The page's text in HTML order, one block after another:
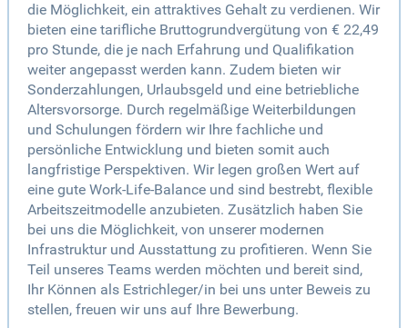
die Möglichkeit, ein attraktives Gehalt zu verdienen. Wir
bieten eine tarifliche Bruttogrundvergütung von € 22,49
pro Stunde, die je nach Erfahrung und Qualifikation
weiter angepasst werden kann. Zudem bieten wir
Sonderzahlungen, Urlaubsgeld und eine betriebliche
Altersvorsorge. Durch regelmäßige Weiterbildungen
und Schulungen fördern wir Ihre fachliche und
persönliche Entwicklung und bieten somit auch
langfristige Perspektiven. Wir legen großen Wert auf
eine gute Work-Life-Balance und sind bestrebt, flexible
Arbeitszeitmodelle anzubieten. Zusätzlich haben Sie
bei uns die Möglichkeit, von unserer modernen
Infrastruktur und Ausstattung zu profitieren. Wenn Sie
Teil unseres Teams werden möchten und bereit sind,
Ihr Können als Estrichleger/in bei uns unter Beweis zu
stellen, freuen wir uns auf Ihre Bewerbung.